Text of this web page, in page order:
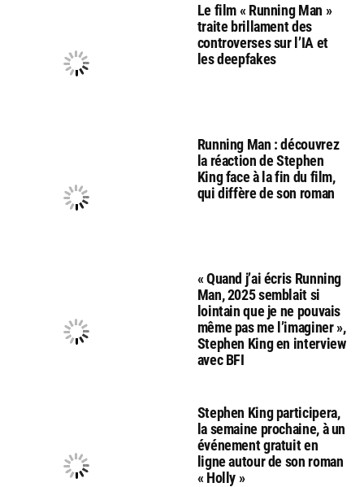
Le film « Running Man »
traite brillament des
controverses sur l’IA et
les deepfakes
Running Man : découvrez
la réaction de Stephen
King face à la fin du film,
qui diffère de son roman
« Quand j’ai écris Running
Man, 2025 semblait si
lointain que je ne pouvais
même pas me l’imaginer »,
Stephen King en interview
avec BFI
Stephen King participera,
la semaine prochaine, à un
événement gratuit en
ligne autour de son roman
« Holly »